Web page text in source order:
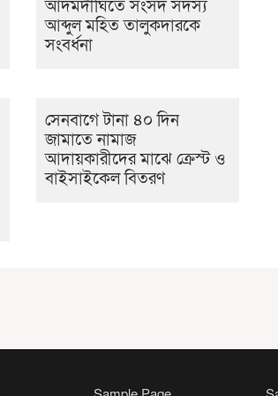
আদমদীঘিতে সংসদ সদস্য
আব্দুল মহিত তালুকদারকে
সংবর্ধনা
সেনবাগে টানা ৪০ দিন
জামাতে নামাজ
আদায়কারীদের মাঝে ক্রেস্ট ও
বাইসাইকেল বিতরণ